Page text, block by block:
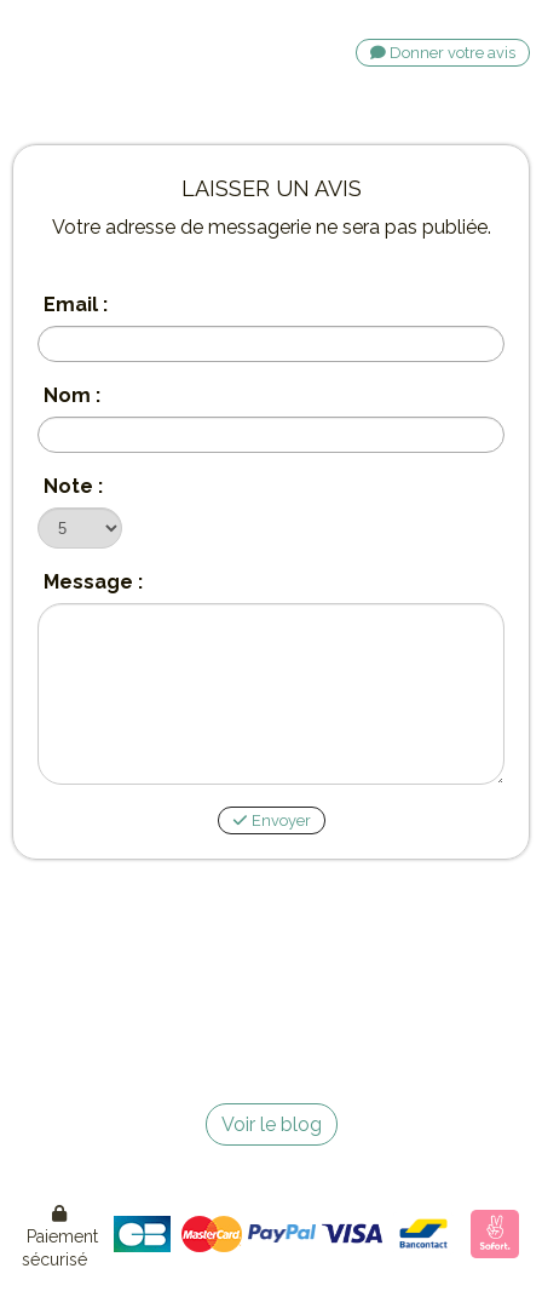
Donner votre avis
LAISSER UN AVIS
Votre adresse de messagerie ne sera pas publiée.
Email :
Nom :
Note :
Message :
Envoyer
Voir le blog

Paiement
sécurisé